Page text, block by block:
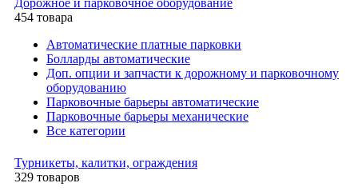
Дорожное и парковочное оборудование
454 товара
Автоматические платные парковки
Болларды автоматические
Доп. опции и запчасти к дорожному и парковочному
оборудованию
Парковочные барьеры автоматические
Парковочные барьеры механические
Все категории
Турникеты, калитки, ограждения
329 товаров